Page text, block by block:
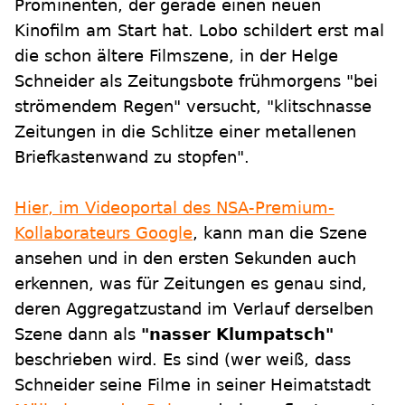
Prominenten, der gerade einen neuen
Kinofilm am Start hat. Lobo schildert erst mal
die schon ältere Filmszene, in der Helge
Schneider als Zeitungsbote frühmorgens "bei
strömendem Regen" versucht, "klitschnasse
Zeitungen in die Schlitze einer metallenen
Briefkastenwand zu stopfen".
Hier, im Videoportal des NSA-Premium-
Kollaborateurs Google, kann man die Szene
ansehen und in den ersten Sekunden auch
erkennen, was für Zeitungen es genau sind,
deren Aggregatzustand im Verlauf derselben
Szene dann als "nasser Klumpatsch"
beschrieben wird. Es sind (wer weiß, dass
Schneider seine Filme in seiner Heimatstadt